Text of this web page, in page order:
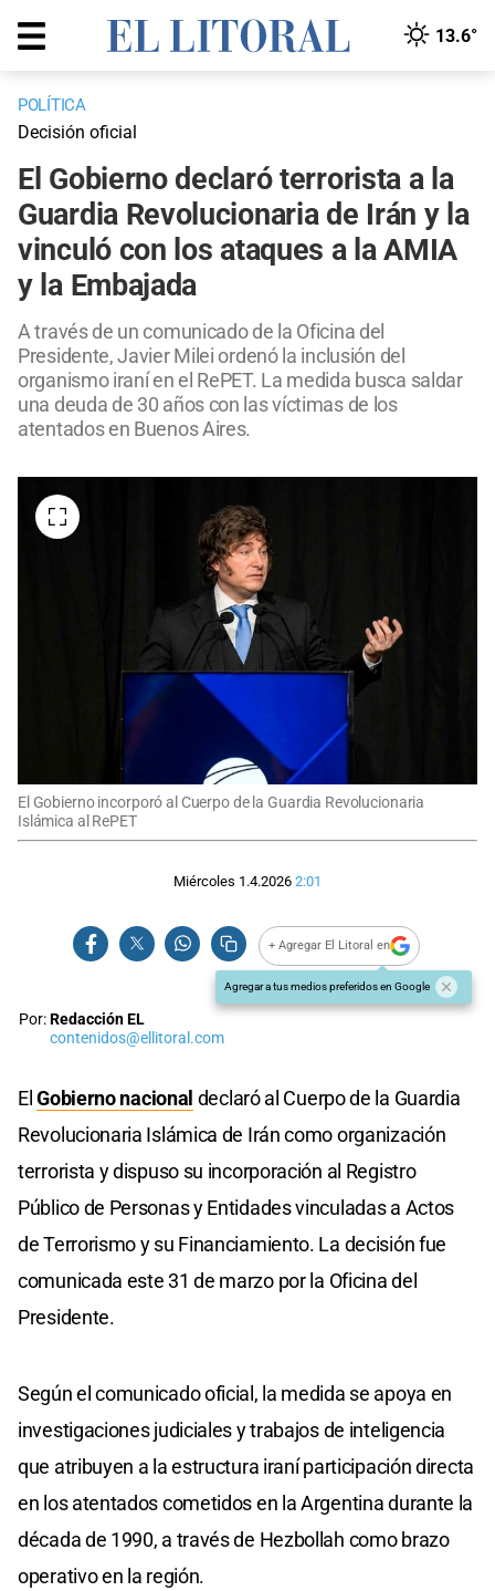
13.6°
POLÍTICA
Decisión oficial
El Gobierno declaró terrorista a la
Guardia Revolucionaria de Irán y la
vinculó con los ataques a la AMIA
y la Embajada
A través de un comunicado de la Oficina del
Presidente, Javier Milei ordenó la inclusión del
organismo iraní en el RePET. La medida busca saldar
una deuda de 30 años con las víctimas de los
atentados en Buenos Aires.
El Gobierno incorporó al Cuerpo de la Guardia Revolucionaria
Islámica al RePET
Miércoles 1.4.2026 2:01
+ Agregar El Litoral en
Agregar a tus medios preferidos en Google
Por:Redacción EL
contenidos@ellitoral.com
ElGobierno nacional declaró al Cuerpo de la Guardia
Revolucionaria Islámica de Irán como organización
terrorista y dispuso su incorporación al Registro
Público de Personas y Entidades vinculadas a Actos
de Terrorismo y su Financiamiento. La decisión fue
comunicada este 31 de marzo por la Oficina del
Presidente.
Según el comunicado oficial, la medida se apoya en
investigaciones judiciales y trabajos de inteligencia
que atribuyen a la estructura iraní participación directa
en los atentados cometidos en la Argentina durante la
década de 1990, a través de Hezbollah como brazo
operativo en la región.